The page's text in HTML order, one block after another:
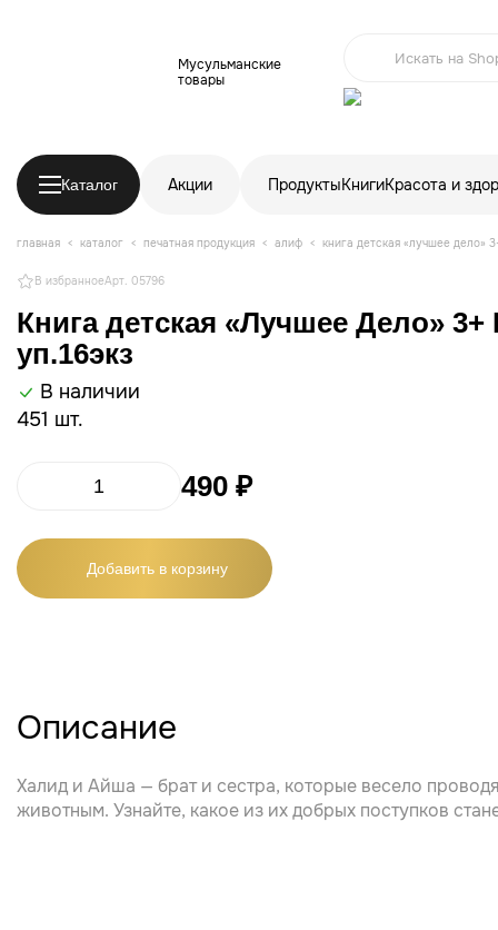
Мусульманские
товары
Каталог Акции ПродуктыКнигиКрасота и
главная каталог печатная продукция алиф книга детская «лучшее дело»
В избранноеАрт. 05796
Книга детская «Лучшее Дело»
уп.16экз
В наличии
451 шт.
490 ₽
Добавить в корзину
Описание
Халид и Айша — брат и сестра, которые весело
животным. Узнайте, какое из их добрых поступков